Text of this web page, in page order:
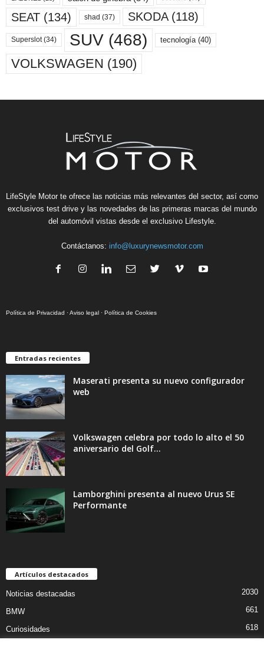
SEAT (134) shad (37) SKODA(118)
Superslot(34) SUV (468) tecnología (40)
VOLKSWAGEN (190)
LifeStyle Motor te ofrece las noticias más relevantes del sector, así como
exclusivos test drive y las novedades de las primeras marcas del mundo
del automóvil vistas desde el exclusivo Lifestyle.
Contáctanos: info@luxurynewsmotor.com
Política de Privacidad ·Aviso legal · Política de Cookies
Entradas recientes
Maserati presenta su nuevo configurador
web
Volkswagen celebra por todo lo alto el 50
aniversario del Golf...
Lamborghini presenta al nuevo Urus SE
Performante
Artículos destacados
Noticias destacadas 2030
BMW 661
Curiosidades 618